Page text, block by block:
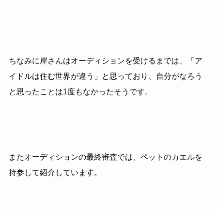
ちなみに岸さんはオーディションを受けるまでは、「ア
イドルは住む世界が違う」と思っており、自分がなろう
と思ったことは1度もなかったそうです。
またオーディションの最終審査では、ペットのカエルを
持参して紹介しています。